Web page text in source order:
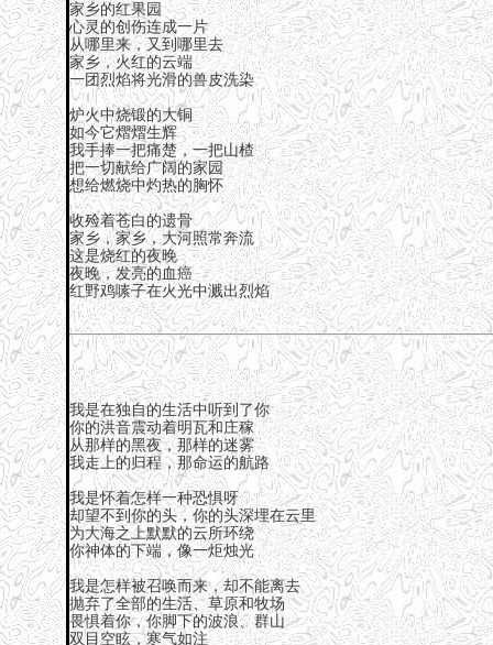
家乡的红果园
心灵的创伤连成一片
从哪里来，又到哪里去
家乡，火红的云端
一团烈焰将光滑的兽皮洗染
炉火中烧锻的大铜
如今它熠熠生辉
我手捧一把痛楚，一把山楂
把一切献给广阔的家园
想给燃烧中灼热的胸怀
收殓着苍白的遗骨
家乡，家乡，大河照常奔流
这是烧红的夜晚
夜晚，发亮的血癌
红野鸡嗉子在火光中溅出烈焰
我是在独自的生活中听到了你
你的洪音震动着明瓦和庄稼
从那样的黑夜，那样的迷雾
我走上的归程，那命运的航路
我是怀着怎样一种恐惧呀
却望不到你的头，你的头深埋在云里
为大海之上默默的云所环绕
你神体的下端，像一炬烛光
我是怎样被召唤而来，却不能离去
抛弃了全部的生活、草原和牧场
畏惧着你，你脚下的波浪、群山
双目空眩，寒气如注